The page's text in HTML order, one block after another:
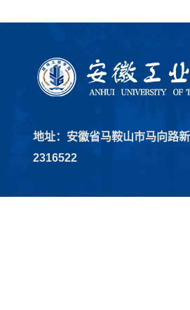
地址：安徽省马鞍山市马向路
2316522